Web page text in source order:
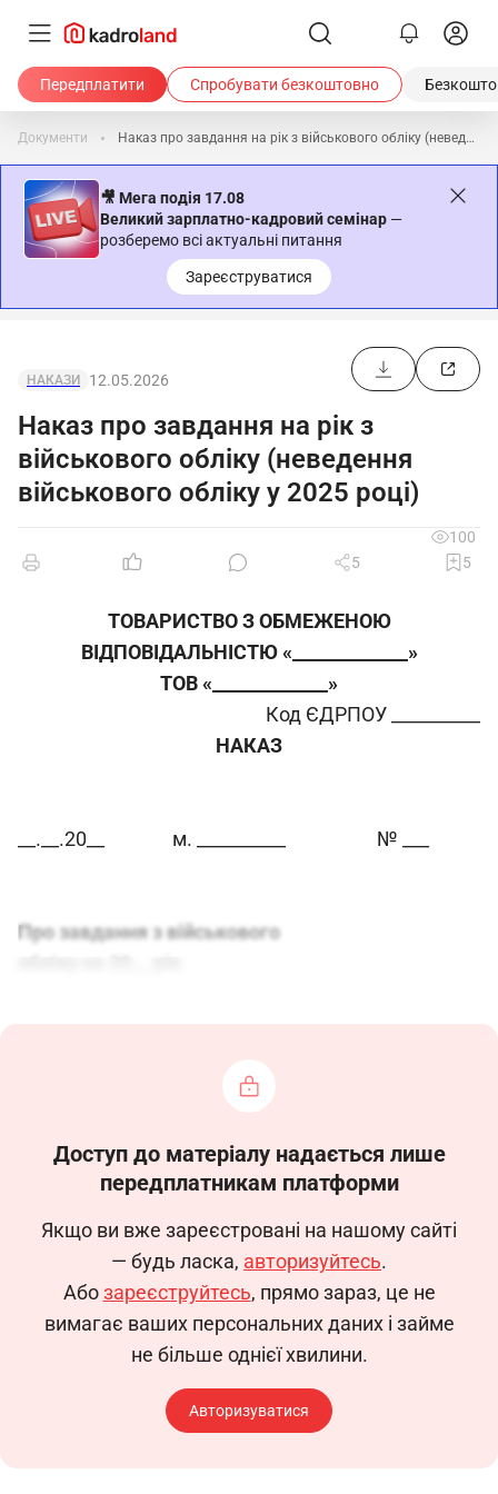
Передплатити Спробувати безкоштовно
Документи Наказ про завдання на рік з військового обліку (неведення військового обліку у 2025 році)
🎥 Мега подія 17.08
Великий зарплатно-кадровий семінар —
розберемо всі актуальні питання
Зареєструватися
НАКАЗИ 12.05.2026
Наказ про завдання на рік з
військового обліку (неведення
військового обліку у 2025 році)
100
5
5
ТОВАРИСТВО З ОБМЕЖЕНОЮ
ВІДПОВІДАЛЬНІСТЮ «_____________»
ТОВ «_____________»
Код ЄДРПОУ __________
НАКАЗ
__.__.20__ м. __________ № ___
Про завдання з військового
військовозобов’язаних та резервістів,
України від 30 грудня 2022 р. № 1487
1. Особі, відповідальній за ведення
військового обліку ____________:
1.2. Подати на затвердження до __________
20__ р. графік звіряння облікових даних списків
персонального військового обліку з військово-
Доступ до матеріалу надається лише
передплатникам платформи
Якщо ви вже зареєстровані на нашому сайті
— будь ласка, авторизуйтесь.
Абозареєструйтесь, прямо зараз, це не
вимагає ваших персональних даних і займе
не більше однієї хвилини.
Авторизуватися